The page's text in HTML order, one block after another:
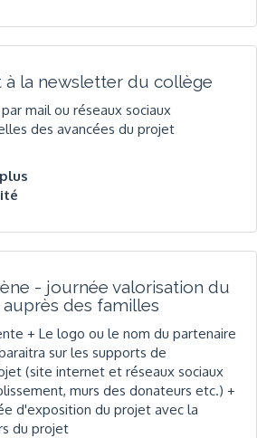
la newsletter du collège
mail ou réseaux sociaux
des avancées du projet
- journée valorisation du
des familles
+ Le logo ou le nom du partenaire
sur les supports de
(site internet et réseaux sociaux
murs des donateurs etc.) +
d'exposition du projet avec la
du projet